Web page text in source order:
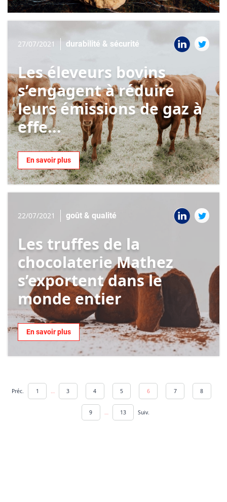
27/07/2021 durabilité & sécurité
Les éleveurs bovins
s’engagent à réduire
leurs émissions de gaz à
effe...
En savoir plus
22/07/2021 goût & qualité
Les truffes de la
chocolaterie Mathez
s’exportent dans le
monde entier
En savoir plus
Préc. 1 … 3 4 5 6 7 8
9 … 13 Suiv.